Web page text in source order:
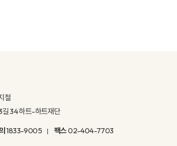
철
34 하트-하트재단
1833-9005 팩스02-404-7703